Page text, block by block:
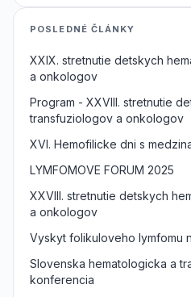
POSLEDNÉ ČLÁNKY
XXIX. stretnutie detskych
a onkologov
Program - XXVIII. stretnutie
transfuziologov a onkologov
XVI. Hemofilicke dni s
LYMFOMOVE FORUM 2025
XXVIII. stretnutie detskych
a onkologov
Vyskyt folikuloveho lymfomu
Slovenska hematologicka a
konferencia